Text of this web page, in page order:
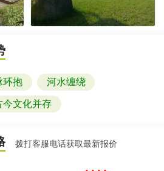
环抱 河水缠绕
今文化并存
拨打客服电话获取最新报价